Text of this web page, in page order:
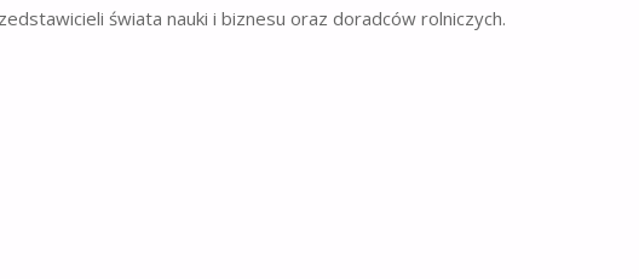
świata nauki i biznesu oraz doradców rolniczych.